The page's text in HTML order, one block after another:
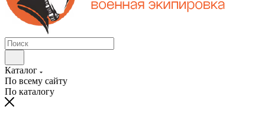
Каталог
По всему сайту
По каталогу